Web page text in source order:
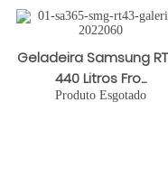
Geladeira Samsung
440 Litros Fro...
Produto Esgotado